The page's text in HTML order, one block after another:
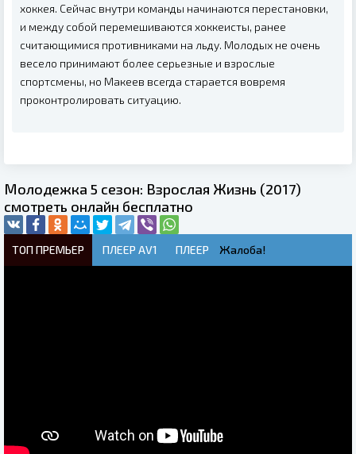
хоккея. Сейчас внутри команды начинаются перестановки,
и между собой перемешиваются хоккеисты, ранее
считающимися противниками на льду. Молодых не очень
весело принимают более серьезные и взрослые
спортсмены, но Макеев всегда старается вовремя
проконтролировать ситуацию.
Молодежка 5 сезон: Взрослая Жизнь (2017)
смотреть онлайн бесплатно
ТОП ПРЕМЬЕР ПЛЕЕР AV1 ПЛЕЕР Жалоба!